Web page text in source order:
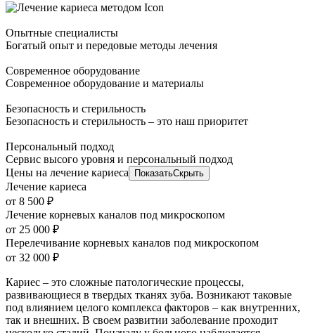
Опытные специалисты
Богатый опыт и передовые методы лечения
Современное оборудование
Современное оборудование и материалы
Безопасность и стерильность
Безопасность и стерильность – это наш приоритет
Персональный подход
Сервис высого уровня и персональный подход
Цены на лечение кариеса
ПоказатьСкрыть
Лечение кариеса
от 8 500 ₽
Лечение корневых каналов под микроскопом
от 25 000 ₽
Перелечивание корневых каналов под микроскопом
от 32 000 ₽
Кариес – это сложные патологические процессы,
развивающиеся в твердых тканях зуба. Возникают таковые
под влиянием целого комплекса факторов – как внутренних,
так и внешних. В своем развитии заболевание проходит